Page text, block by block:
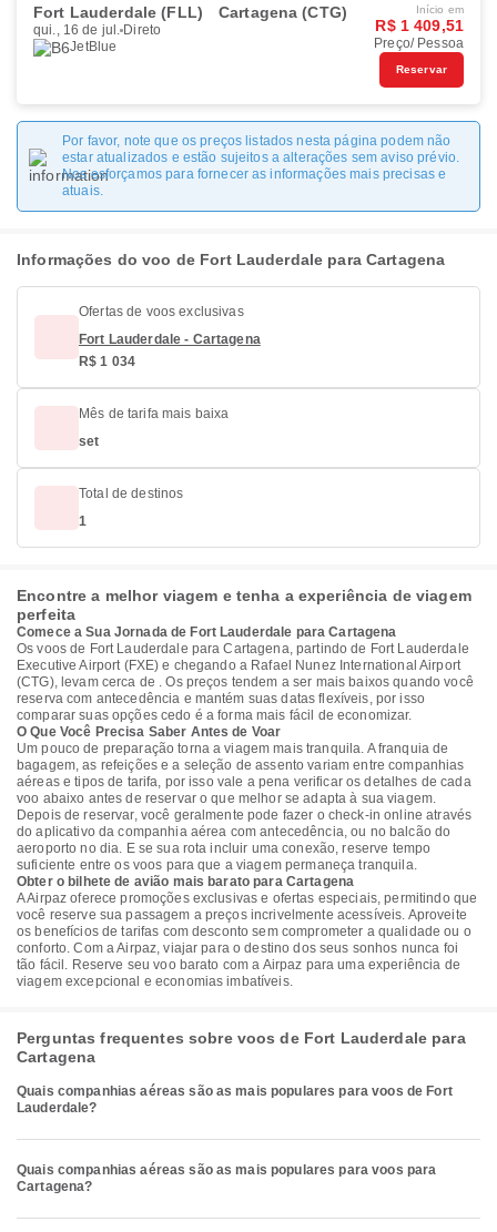
Fort Lauderdale (FLL) Cartagena (CTG)
qui., 16 de jul. Direto
JetBlue
Início em
R$ 1 409,51
Preço/ Pessoa
Reservar
Por favor, note que os preços listados nesta página podem não
estar atualizados e estão sujeitos a alterações sem aviso prévio.
Nos esforçamos para fornecer as informações mais precisas e
atuais.
Informações do voo de Fort Lauderdale para Cartagena
Ofertas de voos exclusivas
Fort Lauderdale - Cartagena
R$ 1 034
Mês de tarifa mais baixa
set
Total de destinos
1
Encontre a melhor viagem e tenha a experiência de viagem
perfeita
Comece a Sua Jornada de Fort Lauderdale para Cartagena
Os voos de Fort Lauderdale para Cartagena, partindo de Fort Lauderdale
Executive Airport (FXE) e chegando a Rafael Nunez International Airport
(CTG), levam cerca de . Os preços tendem a ser mais baixos quando você
reserva com antecedência e mantém suas datas flexíveis, por isso
comparar suas opções cedo é a forma mais fácil de economizar.
O Que Você Precisa Saber Antes de Voar
Um pouco de preparação torna a viagem mais tranquila. A franquia de
bagagem, as refeições e a seleção de assento variam entre companhias
aéreas e tipos de tarifa, por isso vale a pena verificar os detalhes de cada
voo abaixo antes de reservar o que melhor se adapta à sua viagem.
Depois de reservar, você geralmente pode fazer o check-in online através
do aplicativo da companhia aérea com antecedência, ou no balcão do
aeroporto no dia. E se sua rota incluir uma conexão, reserve tempo
suficiente entre os voos para que a viagem permaneça tranquila.
Obter o bilhete de avião mais barato para Cartagena
A Airpaz oferece promoções exclusivas e ofertas especiais, permitindo que
você reserve sua passagem a preços incrivelmente acessíveis. Aproveite
os benefícios de tarifas com desconto sem comprometer a qualidade ou o
conforto. Com a Airpaz, viajar para o destino dos seus sonhos nunca foi
tão fácil. Reserve seu voo barato com a Airpaz para uma experiência de
viagem excepcional e economias imbatíveis.
Perguntas frequentes sobre voos de Fort Lauderdale para
Cartagena
Quais companhias aéreas são as mais populares para voos de Fort
Lauderdale?
Quais companhias aéreas são as mais populares para voos para
Cartagena?